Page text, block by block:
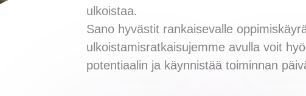
ulkoistaa.
Sano hyvästit rankaisevalle
ulkoistamisratkaisujemme avulla voit
potentiaalin ja käynnistää toiminnan